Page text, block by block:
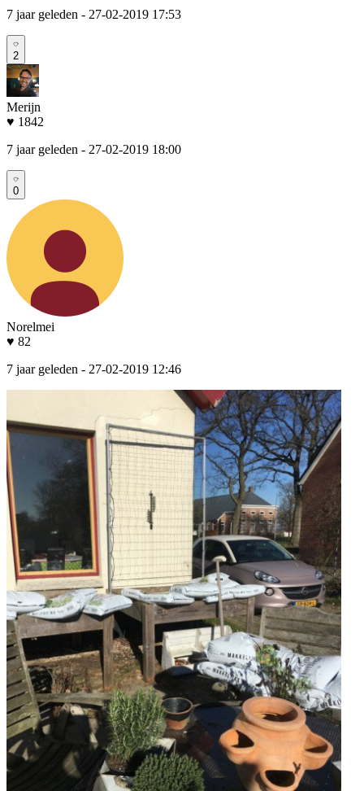
7 jaar geleden - 27-02-2019 17:53
2
Merijn
♥ 1842
7 jaar geleden - 27-02-2019 18:00
0
Norelmei
♥ 82
7 jaar geleden - 27-02-2019 12:46